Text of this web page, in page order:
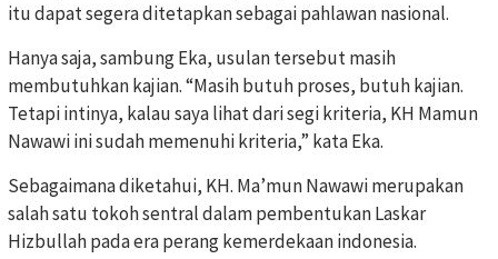
itu dapat segera ditetapkan sebagai pahlawan nasional.
Hanya saja, sambung Eka, usulan tersebut masih
membutuhkan kajian. “Masih butuh proses, butuh kajian.
Tetapi intinya, kalau saya lihat dari segi kriteria, KH Mamun
Nawawi ini sudah memenuhi kriteria,” kata Eka.
Sebagaimana diketahui, KH. Ma’mun Nawawi merupakan
salah satu tokoh sentral dalam pembentukan Laskar
Hizbullah pada era perang kemerdekaan indonesia.